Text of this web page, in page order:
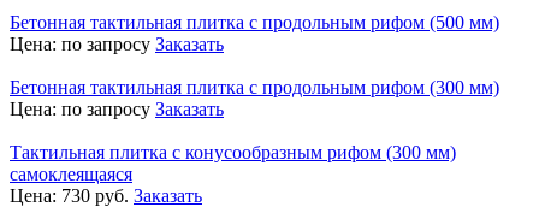
Бетонная тактильная плитка с продольным рифом (500 мм)
Цена: по запросу Заказать
Бетонная тактильная плитка с продольным рифом (300 мм)
Цена: по запросу Заказать
Тактильная плитка с конусообразным рифом (300 мм)
самоклеящаяся
Цена: 730 руб. Заказать